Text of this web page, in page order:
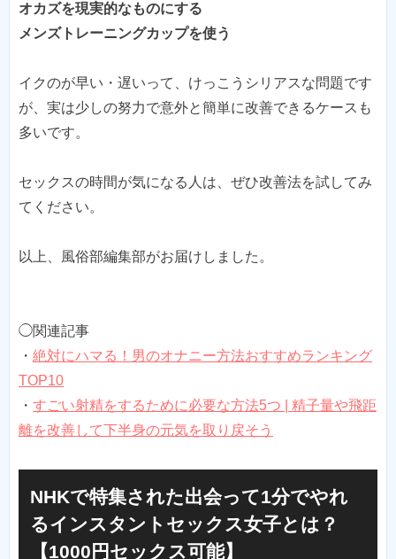
オカズを現実的なものにする
イクのが早い・遅いって、けっこうシリアスな問題です
が、実は少しの努力で意外と簡単に改善できるケースも
多いです。
セックスの時間が気になる人は、ぜひ改善法を試してみ
てください。
以上、風俗部編集部がお届けしました。
◯関連記事
・ 絶対にハマる！男のオナニー方法おすすめランキング
TOP10
・ すごい射精をするために必要な方法5つ | 精子量や飛距
離を改善して下半身の元気を取り戻そう
NHKで特集された出会って1分でやれ
るインスタントセックス女子とは？
【1000円セックス可能】